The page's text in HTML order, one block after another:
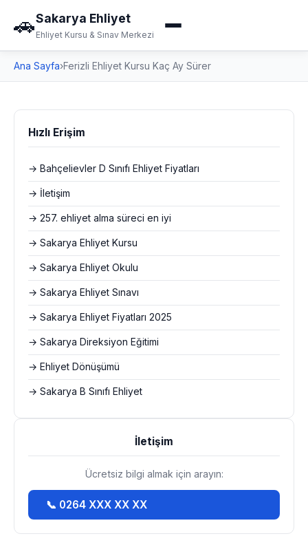
🚗Sakarya Ehliyet
Ehliyet Kursu & Sınav Merkezi
Ana Sayfa›Ferizli Ehliyet Kursu Kaç Ay Sürer
Hızlı Erişim
→ Bahçelievler D Sınıfı Ehliyet Fiyatları
→ İletişim
→ 257. ehliyet alma süreci en iyi
→ Sakarya Ehliyet Kursu
→ Sakarya Ehliyet Okulu
→ Sakarya Ehliyet Sınavı
→ Sakarya Ehliyet Fiyatları 2025
→ Sakarya Direksiyon Eğitimi
→ Ehliyet Dönüşümü
→ Sakarya B Sınıfı Ehliyet
İletişim
Ücretsiz bilgi almak için arayın:
📞 0264 XXX XX XX